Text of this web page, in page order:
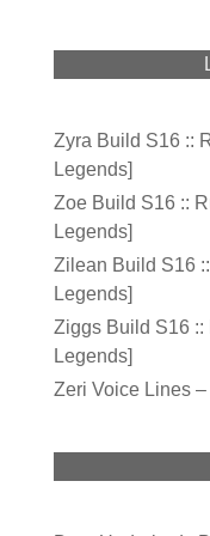
Zyra Build S16 ::
Legends]
Zoe Build S16 ::
Legends]
Zilean Build S16
Legends]
Ziggs Build S16 ::
Legends]
Zeri Voice Lines